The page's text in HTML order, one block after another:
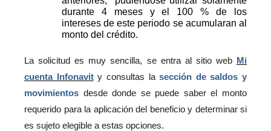
durante 4 meses y el 100 % de los
intereses de este periodo se acumularan al
monto del crédito.
La solicitud es muy sencilla, se entra al sitio web
Mi
cuenta Infonavit y consultas lasección de saldos y
movimientos desde donde se puede saber el monto
requerido para la aplicación del beneficio y determinar si
es sujeto elegible a estas opciones.